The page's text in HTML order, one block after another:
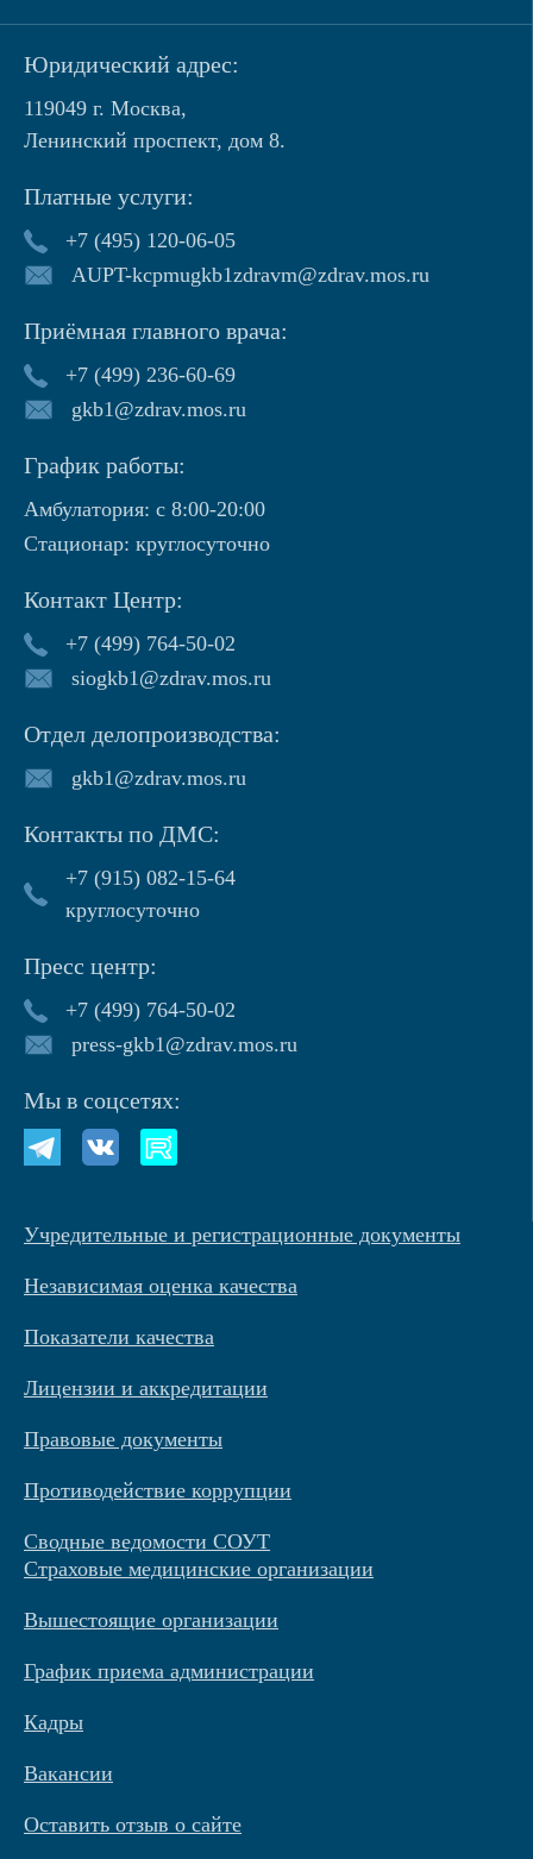
Юридический адрес:
119049 г. Москва,
Ленинский проспект, дом 8.
Платные услуги:
+7 (495) 120-06-05
AUPT-kcpmugkb1zdravm@zdrav.mos.ru
Приёмная главного врача:
+7 (499) 236-60-69
gkb1@zdrav.mos.ru
График работы:
Амбулатория: с 8:00-20:00
Стационар: круглосуточно
Контакт Центр:
+7 (499) 764-50-02
siogkb1@zdrav.mos.ru
Отдел делопроизводства:
gkb1@zdrav.mos.ru
Контакты по ДМС:
+7 (915) 082-15-64
круглосуточно
Пресс центр:
+7 (499) 764-50-02
press-gkb1@zdrav.mos.ru
Мы в соцсетях:
Учредительные и регистрационные документы
Независимая оценка качества
Показатели качества
Лицензии и аккредитации
Правовые документы
Противодействие коррупции
Сводные ведомости СОУТ
Страховые медицинские организации
Вышестоящие организации
График приема администрации
Кадры
Вакансии
Оставить отзыв о сайте